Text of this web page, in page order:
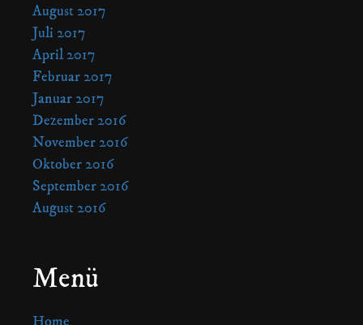
August 2017
Juli 2017
April 2017
Februar 2017
Januar 2017
Dezember 2016
November 2016
Oktober 2016
September 2016
August 2016
Menü